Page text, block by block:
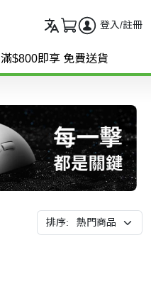
登入/註冊
滿$800即享 免費送貨
排序: